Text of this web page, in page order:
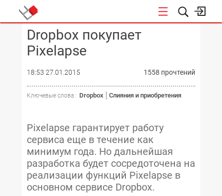
КОНФЕРЕНЦИИ
Dropbox покупает
Pixelapse
18:53 27.01.2015 1558 прочтений
Ключевые слова : Dropbox Слияния и приобретения
Pixelapse гарантирует работу
сервиса еще в течение как
минимум года. Но дальнейшая
разработка будет сосредоточена на
реализации функций Pixelapse в
основном сервисе Dropbox.